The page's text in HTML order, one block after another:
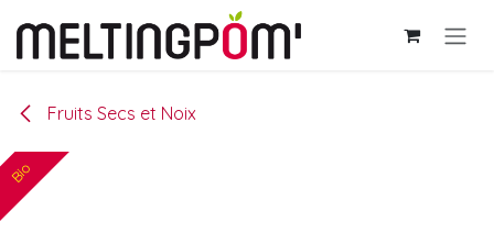
Fruits Secs et Noix
Bio